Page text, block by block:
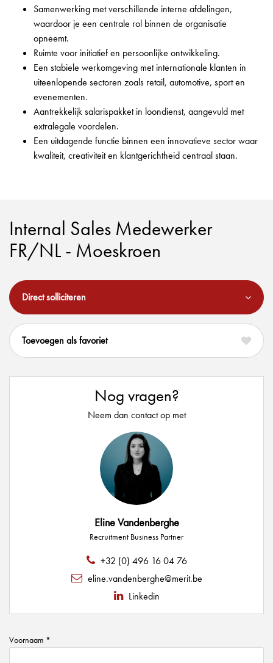
Samenwerking met verschillende interne afdelingen,
waardoor je een centrale rol binnen de organisatie
opneemt.
Ruimte voor initiatief en persoonlijke ontwikkeling.
Een stabiele werkomgeving met internationale klanten in
uiteenlopende sectoren zoals retail, automotive, sport en
evenementen.
Aantrekkelijk salarispakket in loondienst, aangevuld met
extralegale voordelen.
Een uitdagende functie binnen een innovatieve sector waar
kwaliteit, creativiteit en klantgerichtheid centraal staan.
Internal Sales Medewerker
FR/NL - Moeskroen
Direct solliciteren
favoriet
Nog vragen?
Neem dan contact op met
Eline Vandenberghe
Recruitment Business Partner
+32 (0) 496 16 04 76
eline.vandenberghe@merit.be
Linkedin
Voornaam *